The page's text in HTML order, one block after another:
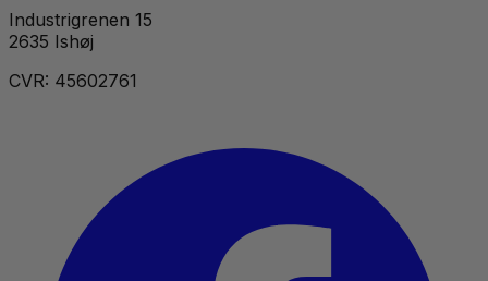
Industrigrenen 15
2635 Ishøj
CVR: 45602761